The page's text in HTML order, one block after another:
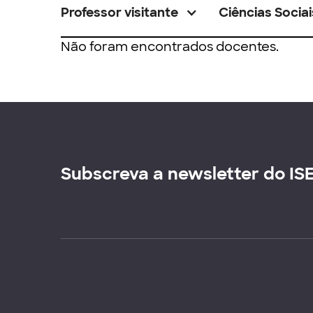
Professor visitante Ciências
Não foram encontrados docentes.
Subscreva a newsletter do